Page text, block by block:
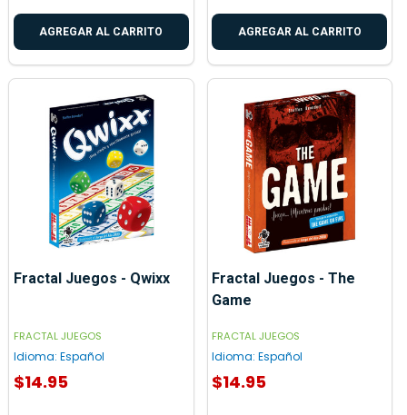
AGREGAR AL CARRITO AGREGAR AL CARRITO
Fractal Juegos - Qwixx
FRACTAL JUEGOS
Idioma: Español
$14.95
Fractal Juegos - The
Game
FRACTAL JUEGOS
Idioma: Español
$14.95